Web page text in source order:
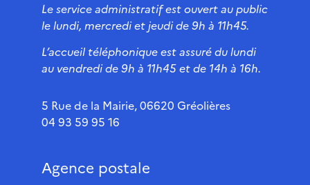
Le service administratif est ouvert au public
le lundi, mercredi et jeudi de 9h à 11h45.
L’accueil téléphonique est assuré du lundi
au vendredi de 9h à 11h45 et de 14h à 16h.
5 Rue de la Mairie, 06620 Gréolières
04 93 59 95 16
Agence postale